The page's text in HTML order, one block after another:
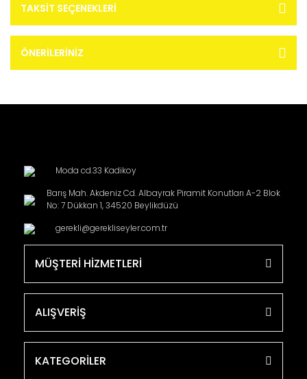
TAKSIT SEÇENEKLERI
ÖNERILERINIZ
Moda cd.33 Kadikoy
Barış Mah. Akdeniz Cd. Albayrak Piramit Konutları A-2 Blok
No: 7 Dükkan 1, 34520 Beylikdüzü
gerekli@gerekliseyler.com.tr
MÜŞTERİ HİZMETLERİ
ALIŞVERİŞ
KATEGORİLER